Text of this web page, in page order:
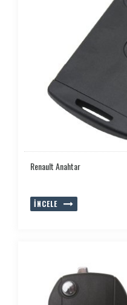
Renault Anahtar
İNCELE